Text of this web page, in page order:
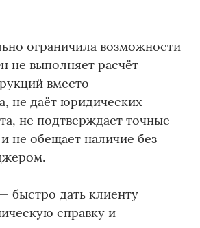
ограничила возможности
не выполняет расчёт
вместо
не даёт юридических
не подтверждает точные
не обещает наличие без
быстро дать клиенту
справку и